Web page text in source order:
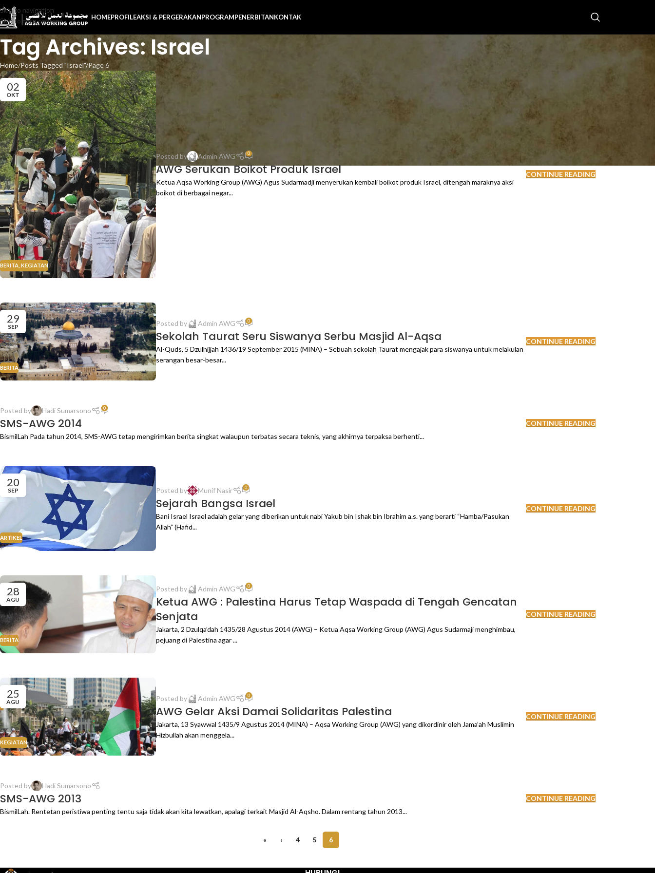
Skip to navigation
Skip to main content
HOMEPROFILEAKSI & PERGERAKANPROGRAMPENERBITANKONTAK
Tag Archives: Israel
Home Posts Tagged "Israel" Page 6
02
OKT
BERITA KEGIATAN
Posted by Admin AWG 0
AWG Serukan Boikot Produk Israel
Ketua Aqsa Working Group (AWG) Agus Sudarmadji menyerukan kembali boikot produk Israel, ditengah maraknya aksi
boikot di berbagai negar...
CONTINUE READING
29
SEP
BERITA
Posted by Admin AWG 0
Sekolah Taurat Seru Siswanya Serbu Masjid Al-Aqsa
Al-Quds, 5 Dzulhijjah 1436/19 September 2015 (MINA) – Sebuah sekolah Taurat mengajak para siswanya untuk melakulan
serangan besar-besar...
CONTINUE READING
Posted by Hadi Sumarsono 0
SMS-AWG 2014
BismilLah Pada tahun 2014, SMS-AWG tetap mengirimkan berita singkat walaupun terbatas secara teknis, yang akhirnya terpaksa berhenti...
CONTINUE READING
20
SEP
ARTIKEL
Posted by Munif Nasir 0
Sejarah Bangsa Israel
Bani Israel Israel adalah gelar yang diberikan untuk nabi Yakub bin Ishak bin Ibrahim a.s. yang berarti “Hamba/Pasukan
Allah” (Hafid...
CONTINUE READING
28
AGU
BERITA
Posted by Admin AWG 0
Ketua AWG : Palestina Harus Tetap Waspada di Tengah Gencatan
Senjata
Jakarta, 2 Dzulqa’dah 1435/28 Agustus 2014 (AWG) – Ketua Aqsa Working Group (AWG) Agus Sudarmaji menghimbau,
pejuang di Palestina agar ...
CONTINUE READING
25
AGU
KEGIATAN
Posted by Admin AWG 0
AWG Gelar Aksi Damai Solidaritas Palestina
Jakarta, 13 Syawwal 1435/9 Agustus 2014 (MINA) – Aqsa Working Group (AWG) yang dikordinir oleh Jama’ah Muslimin
Hizbullah akan menggela...
CONTINUE READING
Posted by Hadi Sumarsono
SMS-AWG 2013
BismilLah. Rentetan peristiwa penting tentu saja tidak akan kita lewatkan, apalagi terkait Masjid Al-Aqsho. Dalam rentang tahun 2013...
CONTINUE READING
« ‹ 4 5 6